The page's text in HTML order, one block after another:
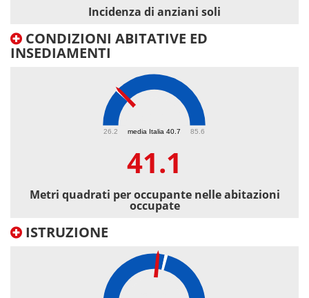
Incidenza di anziani soli
CONDIZIONI ABITATIVE ED
INSEDIAMENTI
media Italia 40.7
26.2 85.6
41.1
Metri quadrati per occupante nelle abitazioni
occupate
ISTRUZIONE